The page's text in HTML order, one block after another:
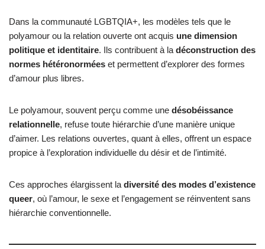
Dans la communauté LGBTQIA+, les modèles tels que le
polyamour ou la relation ouverte ont acquis une dimension
politique et identitaire. Ils contribuent à la déconstruction des
normes hétéronormées et permettent d’explorer des formes
d’amour plus libres.
Le polyamour, souvent perçu comme une désobéissance
relationnelle, refuse toute hiérarchie d’une manière unique
d’aimer. Les relations ouvertes, quant à elles, offrent un espace
propice à l’exploration individuelle du désir et de l’intimité.
Ces approches élargissent la diversité des modes d’existence
queer, où l’amour, le sexe et l’engagement se réinventent sans
hiérarchie conventionnelle.